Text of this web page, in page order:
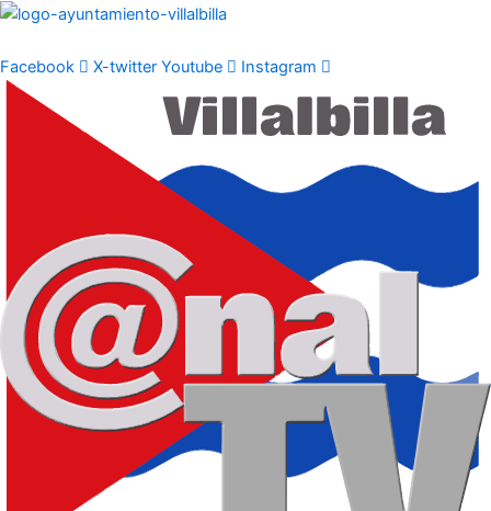
Ir
contenido
Facebook X-twitter Youtube Instagram